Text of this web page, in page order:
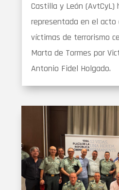
Castilla y León (AvtCyL)
representada en el acto
víctimas de terrorismo
Marta de Tormes por
Antonio Fidel Holgado.